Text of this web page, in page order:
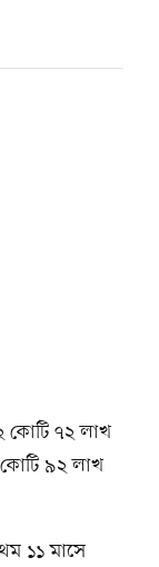
কোটি ৭২ লাখ
কোটি ৯২ লাখ
১১ মাসে